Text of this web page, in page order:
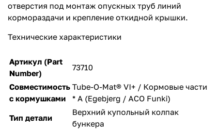
отверстия под монтаж опускных труб линий
кормораздачи и крепление откидной крышки.
Технические характеристики
Артикул (Part
Number)
73710
Совместимость
с кормушками
Tube-O-Mat® VI+ / Кормовые части
* A (Egebjerg / ACO Funki)
Тип детали
Верхний купольный колпак
бункера